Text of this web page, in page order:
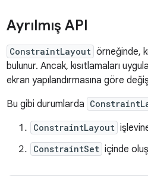
Ayrılmış API
ConstraintLayout örneğinde,
bulunur. Ancak, kısıtlamaları
ekran yapılandırmasına göre
Bu gibi durumlarda
ConstraintLayout
ConstraintSet içinde